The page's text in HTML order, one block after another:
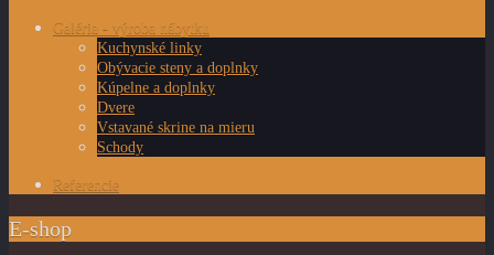
Galéria - výroba nábytku
Kuchynské linky
Obývacie steny a doplnky
Kúpelne a doplnky
Dvere
Vstavané skrine na mieru
Schody
Referencie
E-shop